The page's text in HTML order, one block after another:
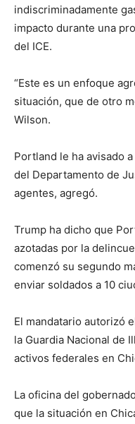
indiscriminadamente
impacto durante una
del ICE.
“Este es un enfoque
situación, que de otro
Wilson.
Portland le ha avisado
del Departamento de
agentes, agregó.
Trump ha dicho que
azotadas por la
comenzó su segundo
enviar soldados a 10
El mandatario autorizó
la Guardia Nacional de
activos federales en
La oficina del
que la situación en